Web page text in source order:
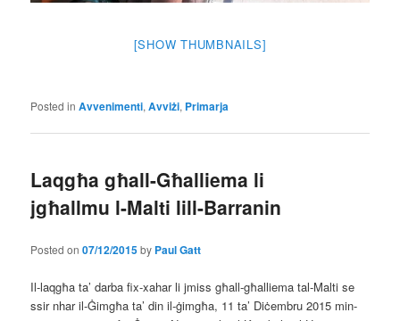
[SHOW THUMBNAILS]
Posted in Avvenimenti,Avviżi, Primarja
Laqgħa għall-Għalliema li
jgħallmu l-Malti lill-Barranin
Posted on07/12/2015by Paul Gatt
Il-laqgħa ta’ darba fix-xahar li jmiss għall-għalliema tal-Malti se
ssir nhar il-Ġimgħa ta’ din il-ġimgħa, 11 ta’ Diċembru 2015 min-